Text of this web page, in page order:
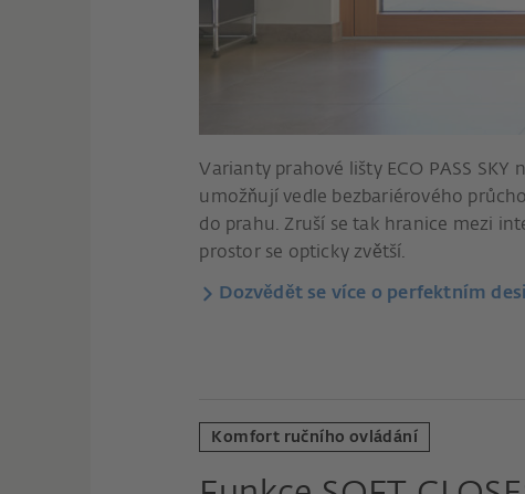
Varianty prahové lišty ECO PASS SKY
umožňují vedle bezbariérového
do prahu. Zruší se tak hranice mezi
prostor se opticky zvětší.
Dozvědět se více o perfektním
Komfort ručního ovládání